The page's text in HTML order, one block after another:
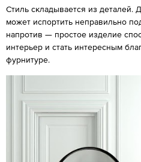
Стиль складывается из
может испортить неправильно
напротив — простое изделие
интерьер и стать интересным
фурнитуре.